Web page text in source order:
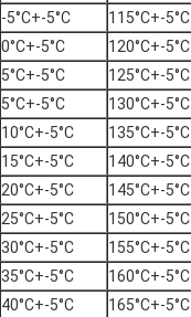
-5°C+-5°C 115°C+-5°C
0°C+-5°C 120°C+-5°C
5°C+-5°C 125°C+-5°C
5°C+-5°C 130°C+-5°C
10°C+-5°C 135°C+-5°C
15°C+-5°C 140°C+-5°C
20°C+-5°C 145°C+-5°C
25°C+-5°C 150°C+-5°C
30°C+-5°C 155°C+-5°C
35°C+-5°C 160°C+-5°C
40°C+-5°C 165°C+-5°C